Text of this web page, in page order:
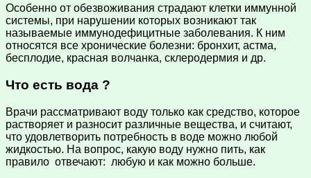
Особенно от обезвоживания страдают клетки иммунной
системы, при нарушении которых возникают так
называемые иммунодефицитные заболевания. К ним
относятся все хронические болезни: бронхит, астма,
бесплодие, красная волчанка, склеродермия и др.
Что есть вода ?
Врачи рассматривают воду только как средство, которое
растворяет и разносит различные вещества, и считают,
что удовлетворить потребность в воде можно любой
жидкостью. На вопрос, какую воду нужно пить, как
правило отвечают: любую и как можно больше.